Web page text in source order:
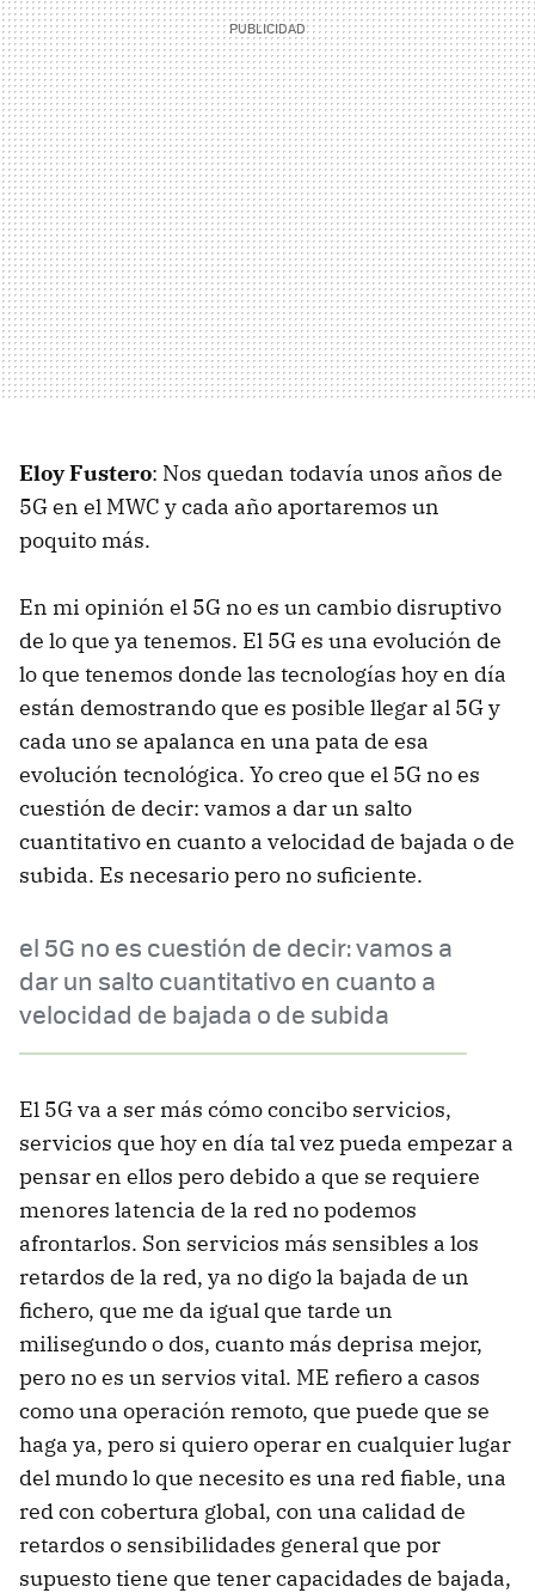
Eloy Fustero: Nos quedan todavía unos años de
5G en el MWC y cada año aportaremos un
poquito más.
En mi opinión el 5G no es un cambio disruptivo
de lo que ya tenemos. El 5G es una evolución de
lo que tenemos donde las tecnologías hoy en día
están demostrando que es posible llegar al 5G y
cada uno se apalanca en una pata de esa
evolución tecnológica. Yo creo que el 5G no es
cuestión de decir: vamos a dar un salto
cuantitativo en cuanto a velocidad de bajada o de
subida. Es necesario pero no suficiente.
el 5G no es cuestión de decir: vamos a
dar un salto cuantitativo en cuanto a
velocidad de bajada o de subida
El 5G va a ser más cómo concibo servicios,
servicios que hoy en día tal vez pueda empezar a
pensar en ellos pero debido a que se requiere
menores latencia de la red no podemos
afrontarlos. Son servicios más sensibles a los
retardos de la red, ya no digo la bajada de un
fichero, que me da igual que tarde un
milisegundo o dos, cuanto más deprisa mejor,
pero no es un servios vital. ME refiero a casos
como una operación remoto, que puede que se
haga ya, pero si quiero operar en cualquier lugar
del mundo lo que necesito es una red fiable, una
red con cobertura global, con una calidad de
retardos o sensibilidades general que por
supuesto tiene que tener capacidades de bajada,